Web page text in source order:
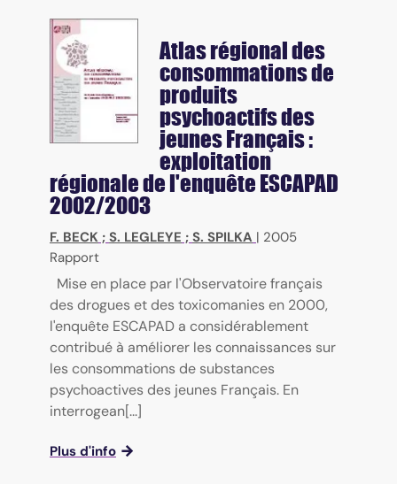
Atlas régional des
consommations de
produits
psychoactifs des
jeunes Français :
exploitation
régionale de l'enquête ESCAPAD
2002/2003
F. BECK ; S. LEGLEYE ; S. SPILKA | 2005
Rapport
Mise en place par l'Observatoire français
des drogues et des toxicomanies en 2000,
l'enquête ESCAPAD a considérablement
contribué à améliorer les connaissances sur
les consommations de substances
psychoactives des jeunes Français. En
interrogean[...]
Plus d'info